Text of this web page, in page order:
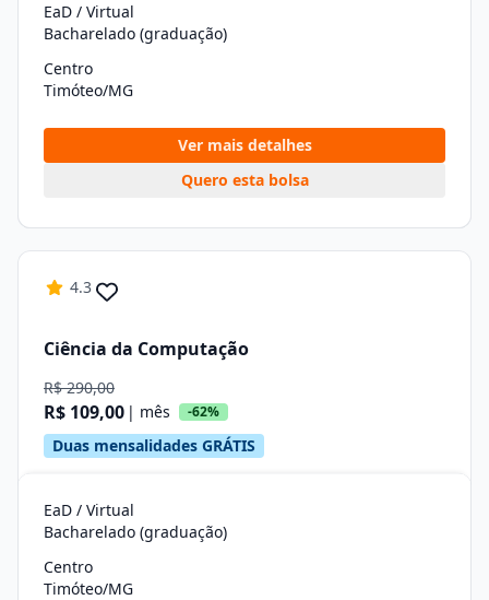
EaD / Virtual
Bacharelado (graduação)
Centro
Timóteo/MG
Ver mais detalhes
Quero esta bolsa
4.3
Ciência da Computação
R$ 290,00
R$ 109,00 | mês -62%
Duas mensalidades GRÁTIS
EaD / Virtual
Bacharelado (graduação)
Centro
Timóteo/MG